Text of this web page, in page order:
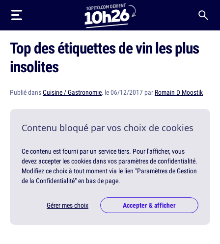
Top des étiquettes de vin les plus
insolites
Publié dansCuisine / Gastronomie, le 06/12/2017 par Romain D Moostik
Contenu bloqué par vos choix de cookies
Ce contenu est fourni par un service tiers. Pour l'afficher, vous
devez accepter les cookies dans vos paramètres de confidentialité.
Modifiez ce choix à tout moment via le lien "Paramètres de Gestion
de la Confidentialité" en bas de page.
Gérer mes choix Accepter & afficher